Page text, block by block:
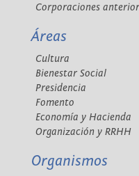
Corporaciones
Áreas
Cultura
Bienestar Social
Presidencia
Fomento
Economía y Hacienda
Organización y RRHH
Organismos